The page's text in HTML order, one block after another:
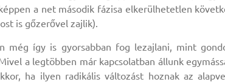
a net második fázisa elkerülhetetlen
is gőzerővel zajlik).
még így is gyorsabban fog lezajlani, mint
a legtöbben már kapcsolatban állunk
ha ilyen radikális változást hoznak az